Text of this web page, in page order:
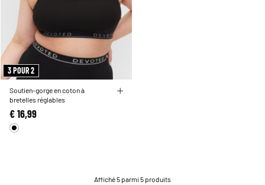
3 POUR 2
Soutien-gorge en coton à
bretelles réglables
€ 16,99
Affiché 5 parmi 5 produits